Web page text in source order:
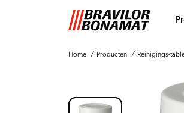
Home Producten Reinigings-